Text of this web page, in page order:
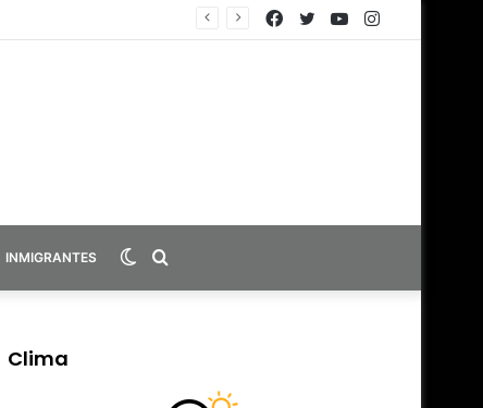
Instagram
YouTube
Twitter
Facebook
INMIGRANTES Switch
Clima